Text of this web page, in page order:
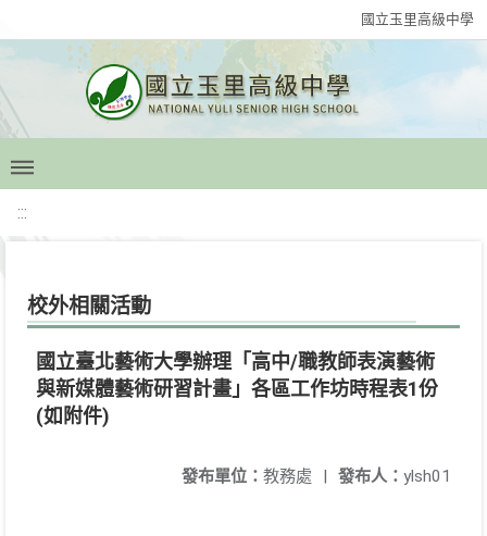
國立玉里高級中學
:::
校外相關活動
國立臺北藝術大學辦理「高中/職教師表演藝術
與新媒體藝術研習計畫」各區工作坊時程表1份
(如附件)
發布人： ylsh01
發布單位： 教務處 |